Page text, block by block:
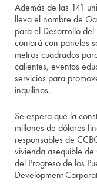
Además de las 141
lleva el nombre de
para el Desarrollo del
contará con paneles
metros cuadrados
calientes, eventos
servicios para
inquilinos.
Se espera que la
millones de dólares
responsables de
vivienda asequible
del Progreso de los
Development